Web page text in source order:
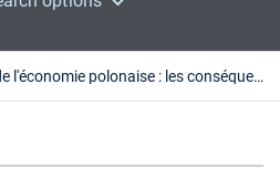
L'ouverture de l'économie polonaise : les conséquences intérieures et extérieures